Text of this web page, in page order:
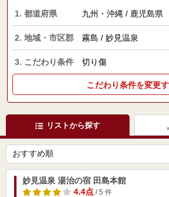
1. 都道府県 九州・沖縄 / 鹿児島県
2. 地域・市区郡 霧島 / 妙見温泉
3. こだわり条件 切り傷
こだわり条件を変更
リストから探す
妙見温泉 湯治の宿 田島本館
4.4点/ 5 件